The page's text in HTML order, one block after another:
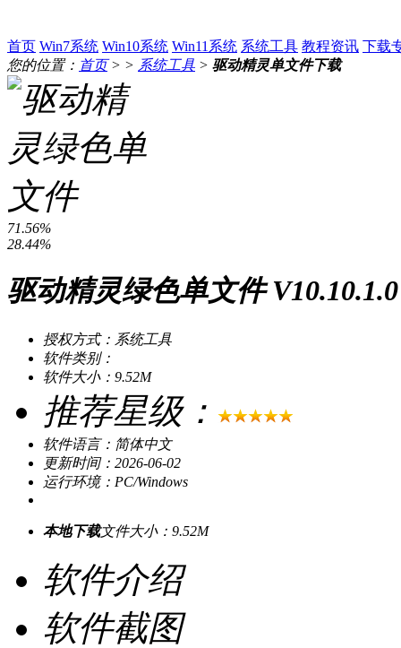
首页 Win7系统 Win10系统 Win11系统 系统工具 教程资讯 下载
您的位置： 首页> > 系统工具 > 驱动精灵单文件下载
71.56%
28.44%
驱动精灵绿色单文件 V10.10.1.0
授权方式：系统工具
软件类别：
软件大小：9.52M
推荐星级：
软件语言：简体中文
更新时间：2026-06-02
运行环境：PC/Windows
本地下载文件大小：9.52M
软件介绍
软件截图